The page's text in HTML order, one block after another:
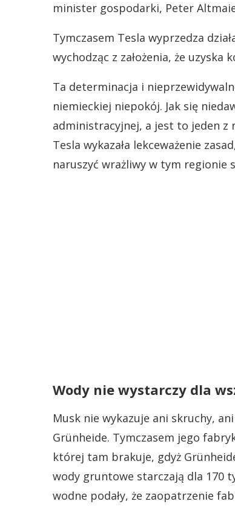
minister gospodarki, Peter
Tymczasem Tesla wyprzedza
wychodząc z założenia, że uzyska
Ta determinacja i
niemieckiej niepokój. Jak się
administracyjnej, a jest to jeden z
Tesla wykazała lekceważenie
naruszyć wrażliwy w tym regionie
Wody nie wystarczy dla
Musk nie wykazuje ani skruchy,
Grünheide. Tymczasem jego
której tam brakuje, gdyż
wody gruntowe starczają dla 170
wodne podały, że zaopatrzenie